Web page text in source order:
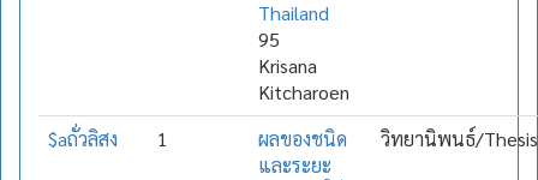
Thailand
95
Krisana
Kitcharoen
$aถั่วลิสง 1
ผลของชนิด
และระยะ
วิทยานิพนธ์/Thesis